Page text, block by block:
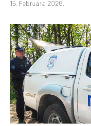
15. Februara 2026.